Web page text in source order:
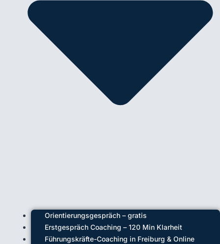
Orientierungsgespräch – gratis
Erstgespräch Coaching – 120 Min Klarheit
Führungskräfte-Coaching in Freiburg & Online